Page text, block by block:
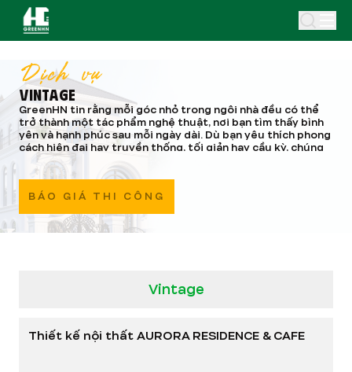
BÁO GIÁ THI CÔNG
Dịch vụ
VINTAGE
GreenHN tin rằng mỗi góc nhỏ trong ngôi nhà đều có thể
trở thành một tác phẩm nghệ thuật, nơi bạn tìm thấy bình
yên và hạnh phúc sau mỗi ngày dài. Dù bạn yêu thích phong
cách hiện đại hay truyền thống, tối giản hay cầu kỳ, chúng
tôi đều có những phương án thiết kế nội thất phù hợp nhất.
Chúng tôi chú trọng vào sự hài hòa giữa màu sắc, ánh sáng,
sống không chỉ đẹp mắt mà còn mang đậm dấu ấn cá nhân,
là niềm tự hào của bạn và gây ấn tượng mạnh mẽ với bất kỳ
ai ghé thăm.
Vintage
Thiết kế nội thất AURORA RESIDENCE & CAFE